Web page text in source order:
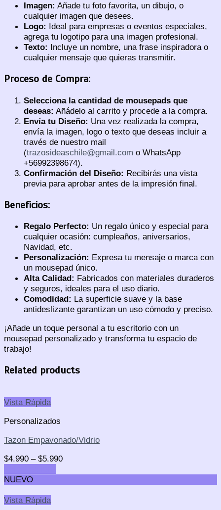
Imagen: Añade tu foto favorita, un dibujo, o
cualquier imagen que desees.
Logo: Ideal para empresas o eventos especiales,
agrega tu logotipo para una imagen profesional.
Texto: Incluye un nombre, una frase inspiradora o
cualquier mensaje que quieras transmitir.
Proceso de Compra:
Selecciona la cantidad de mousepads que
deseas: Añádelo al carrito y procede a la compra.
Envía tu Diseño: Una vez realizada la compra,
envía la imagen, logo o texto que deseas incluir a
través de nuestro mail
(trazosideaschile@gmail.com o WhatsApp
+56992398674).
Confirmación del Diseño: Recibirás una vista
previa para aprobar antes de la impresión final.
Beneficios:
Regalo Perfecto: Un regalo único y especial para
cualquier ocasión: cumpleaños, aniversarios,
Navidad, etc.
Personalización: Expresa tu mensaje o marca con
un mousepad único.
Alta Calidad: Fabricados con materiales duraderos
y seguros, ideales para el uso diario.
Comodidad: La superficie suave y la base
antideslizante garantizan un uso cómodo y preciso.
¡Añade un toque personal a tu escritorio con un
mousepad personalizado y transforma tu espacio de
trabajo!
Related products
Vista Rápida
Personalizados
Tazon Empavonado/Vidrio
$4.990 – $5.990
NUEVO
Vista Rápida